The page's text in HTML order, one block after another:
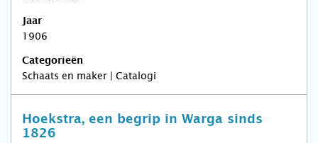
Jaar
1906
Categorieën
Schaats en maker | Catalogi
Hoekstra, een begrip in Warga sinds
1826